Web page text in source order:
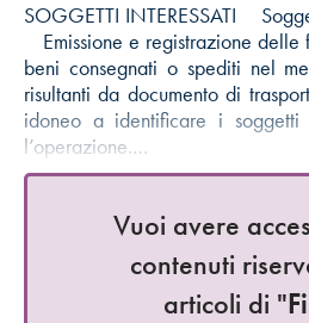
SOGGETTI INTERESSATI
Emissione e registrazione
beni consegnati o spediti nel
risultanti da documento di
idoneo a identificare i
l’operazione.…
Vuoi avere
contenuti
articoli di "